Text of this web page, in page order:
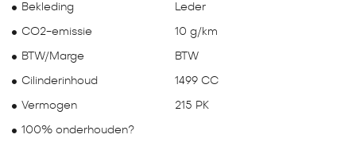
Bekleding Leder
CO2-emissie 10 g/km
BTW/Marge BTW
Cilinderinhoud 1499 CC
Vermogen 215 PK
100% onderhouden?